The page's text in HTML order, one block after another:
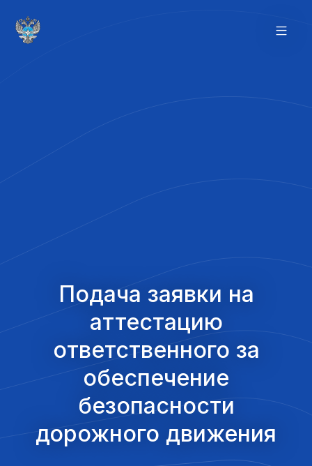
Подача заявки на
аттестацию
ответственного за
обеспечение
безопасности
дорожного движения